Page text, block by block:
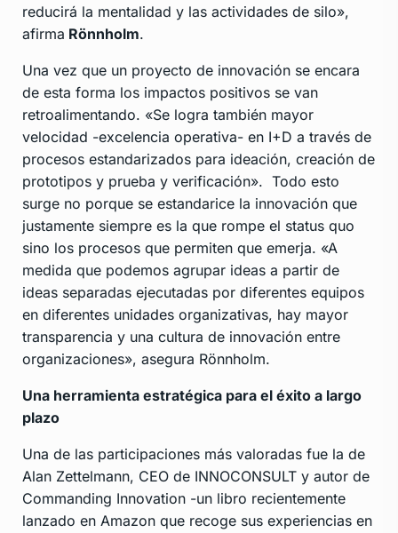
reducirá la mentalidad y las actividades de silo»,
afirma Rönnholm.
Una vez que un proyecto de innovación se encara
de esta forma los impactos positivos se van
retroalimentando. «Se logra también mayor
velocidad -excelencia operativa- en I+D a través de
procesos estandarizados para ideación, creación de
prototipos y prueba y verificación». Todo esto
surge no porque se estandarice la innovación que
justamente siempre es la que rompe el status quo
sino los procesos que permiten que emerja. «A
medida que podemos agrupar ideas a partir de
ideas separadas ejecutadas por diferentes equipos
en diferentes unidades organizativas, hay mayor
transparencia y una cultura de innovación entre
organizaciones», asegura Rönnholm.
Una herramienta estratégica para el éxito a largo
plazo
Una de las participaciones más valoradas fue la de
Alan Zettelmann, CEO de INNOCONSULT y autor de
Commanding Innovation -un libro recientemente
lanzado en Amazon que recoge sus experiencias en